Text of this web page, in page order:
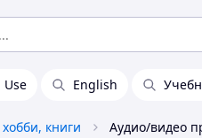
Use English
книги